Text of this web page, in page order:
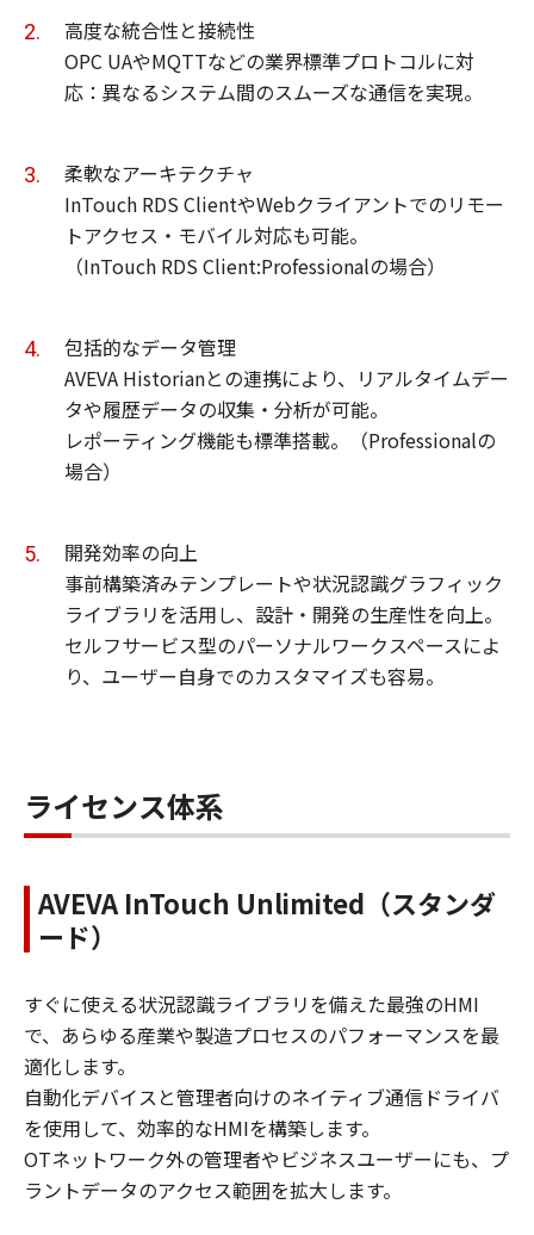
高度な統合性と接続性
OPC UAやMQTTなどの業界標準プロトコルに対
応：異なるシステム間のスムーズな通信を実現。
柔軟なアーキテクチャ
InTouch RDS ClientやWebクライアントでのリモー
トアクセス・モバイル対応も可能。
（InTouch RDS Client:Professionalの場合）
包括的なデータ管理
AVEVA Historianとの連携により、リアルタイムデー
タや履歴データの収集・分析が可能。
レポーティング機能も標準搭載。（Professionalの
場合）
開発効率の向上
事前構築済みテンプレートや状況認識グラフィック
ライブラリを活用し、設計・開発の生産性を向上。
セルフサービス型のパーソナルワークスペースによ
り、ユーザー自身でのカスタマイズも容易。
ライセンス体系
AVEVA InTouch Unlimited（スタンダ
ード）
すぐに使える状況認識ライブラリを備えた最強のHMI
で、あらゆる産業や製造プロセスのパフォーマンスを最
適化します。
自動化デバイスと管理者向けのネイティブ通信ドライバ
を使用して、効率的なHMIを構築します。
OTネットワーク外の管理者やビジネスユーザーにも、プ
ラントデータのアクセス範囲を拡大します。